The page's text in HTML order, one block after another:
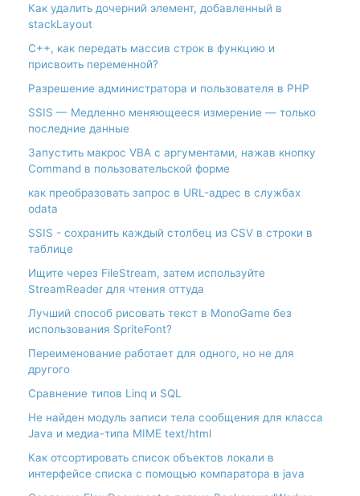
Как удалить дочерний элемент, добавленный в
stackLayout
С++, как передать массив строк в функцию и
присвоить переменной?
Разрешение администратора и пользователя в PHP
SSIS — Медленно меняющееся измерение — только
последние данные
Запустить макрос VBA с аргументами, нажав кнопку
Command в пользовательской форме
как преобразовать запрос в URL-адрес в службах
odata
SSIS - сохранить каждый столбец из CSV в строки в
таблице
Ищите через FileStream, затем используйте
StreamReader для чтения оттуда
Лучший способ рисовать текст в MonoGame без
использования SpriteFont?
Переименование работает для одного, но не для
другого
Сравнение типов Linq и SQL
Не найден модуль записи тела сообщения для класса
Java и медиа-типа MIME text/html
Как отсортировать список объектов локали в
интерфейсе списка с помощью компаратора в java